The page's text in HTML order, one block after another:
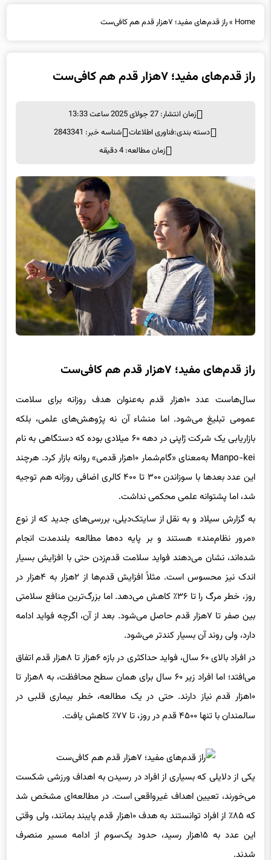
Home
»راز قدم‌های مفید؛ ۷هزار قدم هم کافی‌ست
راز قدم‌های مفید؛ ۷هزار قدم هم کافی‌ست
زمان انتشار: 27 جولای 2025 ساعت 13:33
دسته بندی:فناوری اطلاعات شناسه خبر: 2843341
زمان مطالعه: 4 دقیقه
راز قدم‌های مفید؛ ۷هزار قدم هم کافی‌ست
سال‌هاست عدد ۱۰هزار قدم به‌عنوان هدف روزانه برای سلامت
عمومی تبلیغ می‌شود. اما منشاء آن نه پژوهش‌های علمی، بلکه
بازاریابی یک شرکت ژاپنی در دهه ۶۰ میلادی بوده که دستگاهی به نام
Manpo-kei به‌معنای «گام‌شمار ۱۰هزار قدمی» روانه بازار کرد. هرچند
این عدد بعدها با سوزاندن ۳۰۰ تا ۴۰۰ کالری اضافی روزانه هم توجیه
شد، اما پشتوانه علمی محکمی نداشت.
به گزارش سیلاد و به نقل از سایتک‌دیلی، بررسی‌های جدید که از نوع
«مرور نظام‌مند» هستند و بر پایه ده‌ها مطالعه بلندمدت انجام
شده‌اند، نشان می‌دهند فواید سلامت قدم‌زدن حتی با افزایش بسیار
اندک نیز محسوس است. مثلاً افزایش قدم‌ها از ۲هزار به ۴هزار در
روز، خطر مرگ را تا ۳۶٪ کاهش می‌دهد. اما بزرگ‌ترین منافع سلامتی
بین صفر تا ۷هزار قدم حاصل می‌شود. بعد از آن، اگرچه فواید ادامه
دارد، ولی روند آن بسیار کندتر می‌شود.
در افراد بالای ۶۰ سال، فواید حداکثری در بازه ۶هزار تا ۸هزار قدم اتفاق
می‌افتد؛ اما افراد زیر ۶۰ سال برای همان سطح محافظت، به ۸هزار تا
۱۰هزار قدم نیاز دارند. حتی در یک مطالعه، خطر بیماری قلبی در
سالمندان با تنها ۴۵۰۰ قدم در روز، تا ۷۷٪ کاهش یافت.
یکی از دلایلی که بسیاری از افراد در رسیدن به اهداف ورزشی شکست
می‌خورند، تعیین اهداف غیرواقعی است. در مطالعه‌ای مشخص شد
که ۸۵٪ از افراد توانستند به هدف ۱۰هزار قدم پایبند بمانند، ولی وقتی
این عدد به ۱۵هزار رسید، حدود یک‌سوم از ادامه مسیر منصرف
شدند.